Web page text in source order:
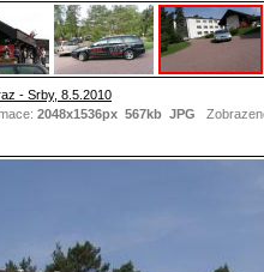
- Srby, 8.5.2010
2048x1536px 567kb JPG